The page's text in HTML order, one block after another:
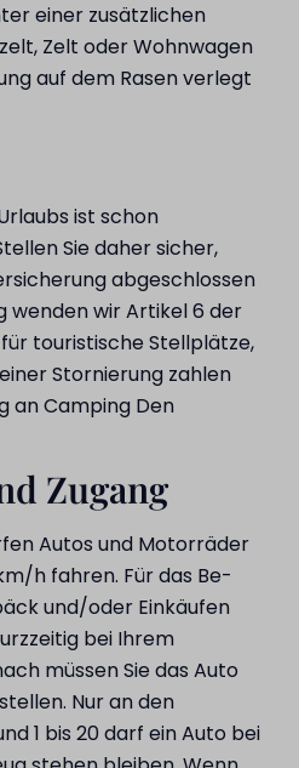
einer zusätzlichen
Zelt oder Wohnwagen
auf dem Rasen verlegt
ist schon
Sie daher sicher,
abgeschlossen
wenden wir Artikel 6 der
touristische Stellplätze,
Stornierung zahlen
an Camping Den
Zugang
Autos und Motorräder
h fahren. Für das Be-
und/oder Einkäufen
bei Ihrem
müssen Sie das Auto
Nur an den
1 bis 20 darf ein Auto bei